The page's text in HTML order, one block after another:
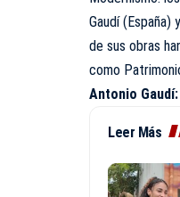
Gaudí (España)
de sus obras
como
Antonio Gaudí:
Leer Más